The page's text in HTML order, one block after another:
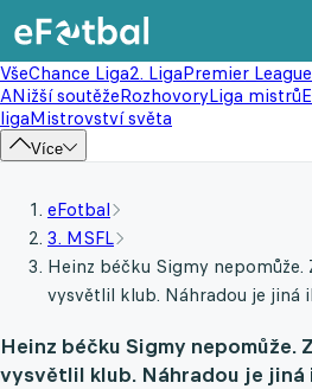
VšeChance Liga2. LigaPremier League
ANižší soutěžeRozhovoryLiga mistrů
ligaMistrovství světa
Více
eFotbal
3. MSFL
Heinz béčku Sigmy nepomůže.
vysvětlil klub. Náhradou je jiná
Heinz béčku Sigmy nepomůže.
vysvětlil klub. Náhradou je jiná